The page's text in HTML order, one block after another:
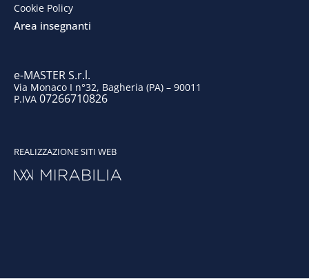
k
Cookie Policy
Area insegnanti
e-MASTER S.r.l.
Via Monaco I n°32, Bagheria (PA) – 90011
P.IVA 07266710826
REALIZZAZIONE SITI WEB